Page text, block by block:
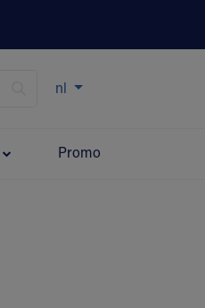
nl
Promo